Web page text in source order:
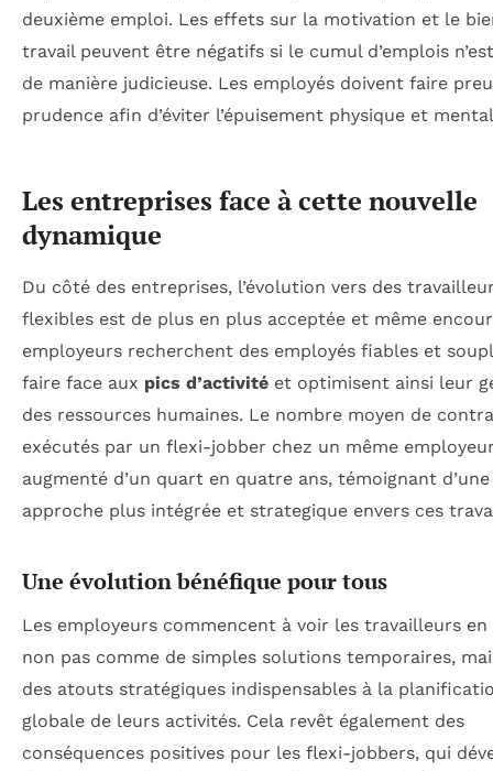
deuxième emploi. Les effets sur la motivation et le
travail peuvent être négatifs si le cumul d’emplois
de manière judicieuse. Les employés doivent faire
prudence afin d’éviter l’épuisement physique et
Les entreprises face à cette nouvelle
dynamique
Du côté des entreprises, l’évolution vers des
flexibles est de plus en plus acceptée et même
employeurs recherchent des employés fiables et
faire face aux pics d’activité et optimisent ainsi leur
des ressources humaines. Le nombre moyen de
exécutés par un flexi-jobber chez un même
augmenté d’un quart en quatre ans, témoignant d’une
approche plus intégrée et strategique envers ces
Une évolution bénéfique pour tous
Les employeurs commencent à voir les travailleurs
non pas comme de simples solutions temporaires,
des atouts stratégiques indispensables à la
globale de leurs activités. Cela revêt également des
conséquences positives pour les flexi-jobbers, qui